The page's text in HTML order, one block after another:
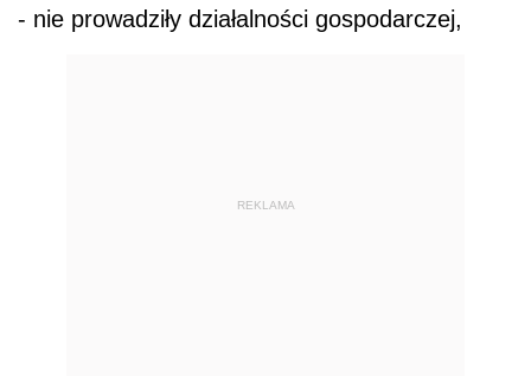
- nie prowadziły działalności gospodarczej,
REKLAMA